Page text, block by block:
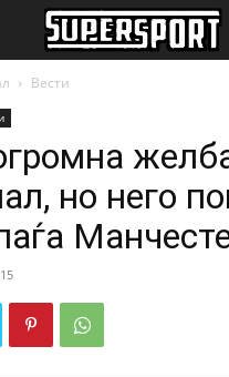
Вести
но него